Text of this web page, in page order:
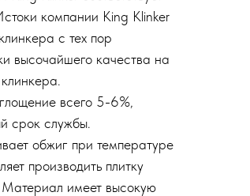
компании King Klinker
с тех пор
высочайшего качества на
всего 5-6%,
срок службы.
обжиг при температуре
производить плитку
Материал имеет высокую